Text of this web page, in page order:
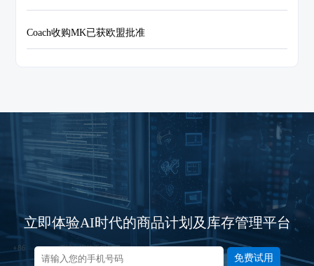
Coach收购MK已获欧盟批准
立即体验AI时代的商品计划及库存管理平台
免费试用